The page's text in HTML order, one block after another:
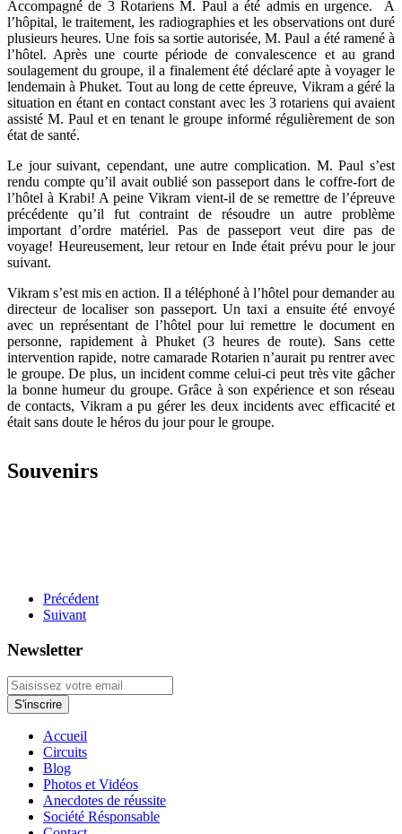
Accompagné de 3 Rotariens M. Paul a été admis en urgence. A
l’hôpital, le traitement, les radiographies et les observations ont duré
plusieurs heures. Une fois sa sortie autorisée, M. Paul a été ramené à
l’hôtel. Après une courte période de convalescence et au grand
soulagement du groupe, il a finalement été déclaré apte à voyager le
lendemain à Phuket. Tout au long de cette épreuve, Vikram a géré la
situation en étant en contact constant avec les 3 rotariens qui avaient
assisté M. Paul et en tenant le groupe informé régulièrement de son
état de santé.
Le jour suivant, cependant, une autre complication. M. Paul s’est
rendu compte qu’il avait oublié son passeport dans le coffre-fort de
l’hôtel à Krabi! A peine Vikram vient-il de se remettre de l’épreuve
précédente qu’il fut contraint de résoudre un autre problème
important d’ordre matériel. Pas de passeport veut dire pas de
voyage! Heureusement, leur retour en Inde était prévu pour le jour
suivant.
Vikram s’est mis en action. Il a téléphoné à l’hôtel pour demander au
directeur de localiser son passeport. Un taxi a ensuite été envoyé
avec un représentant de l’hôtel pour lui remettre le document en
personne, rapidement à Phuket (3 heures de route). Sans cette
intervention rapide, notre camarade Rotarien n’aurait pu rentrer avec
le groupe. De plus, un incident comme celui-ci peut très vite gâcher
la bonne humeur du groupe. Grâce à son expérience et son réseau
de contacts, Vikram a pu gérer les deux incidents avec efficacité et
était sans doute le héros du jour pour le groupe.
Souvenirs
Précédent
Suivant
Newsletter
Accueil
Circuits
Blog
Photos et Vidéos
Anecdotes de réussite
Société Résponsable